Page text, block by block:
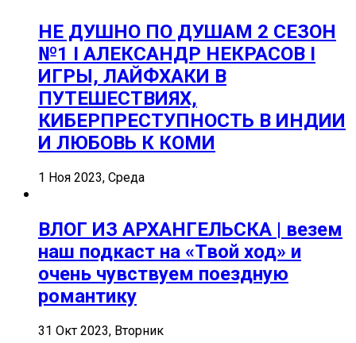
НЕ ДУШНО ПО ДУШАМ 2 СЕЗОН
№1 I АЛЕКСАНДР НЕКРАСОВ I
ИГРЫ, ЛАЙФХАКИ В
ПУТЕШЕСТВИЯХ,
КИБЕРПРЕСТУПНОСТЬ В ИНДИИ
И ЛЮБОВЬ К КОМИ
1 Ноя 2023, Среда
ВЛОГ ИЗ АРХАНГЕЛЬСКА | везем
наш подкаст на «Твой ход» и
очень чувствуем поездную
романтику
31 Окт 2023, Вторник